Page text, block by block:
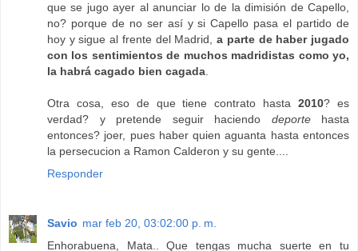
que se jugo ayer al anunciar lo de la dimisión de Capello,
no? porque de no ser así y si Capello pasa el partido de
hoy y sigue al frente del Madrid,a parte de haber jugado
con los sentimientos de muchos madridistas como yo,
la habrá cagado bien cagada
Otra cosa, eso de que tiene contrato hasta2010? es
verdad? y pretende seguir haciendo deportehasta
entonces? joer, pues haber quien aguanta hasta entonces
la persecucion a Ramon Calderon y su gente....
Responder
Savio mar feb 20, 03:02:00 p. m.
Enhorabuena, Mata.. Que tengas mucha suerte en tu